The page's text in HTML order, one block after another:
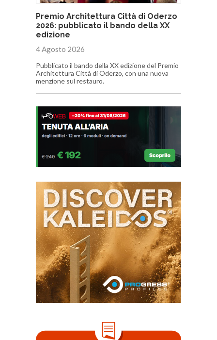
Premio Architettura Città di Oderzo
2026: pubblicato il bando della XX
edizione
4 Agosto 2026
Pubblicato il bando della XX edizione del Premio
Architettura Città di Oderzo, con una nuova
menzione sul restauro.